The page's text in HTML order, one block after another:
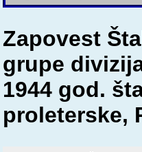
Zapovest
grupe
1944 god.
proleterske,